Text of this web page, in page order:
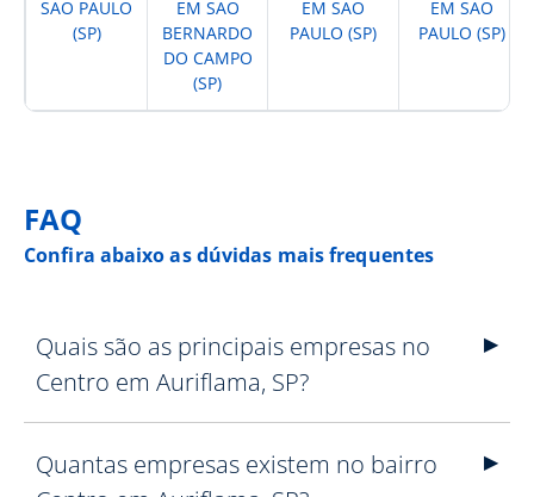
SAO PAULO
(SP)
EM SAO
BERNARDO
DO CAMPO
(SP)
EM SAO
PAULO (SP)
EM SAO
PAULO (SP)
FAQ
Confira abaixo as dúvidas mais frequentes
Quais são as principais empresas no
Centro em Auriflama, SP?
Quantas empresas existem no bairro